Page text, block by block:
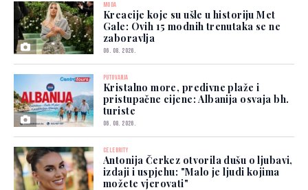
MODA
Kreacije koje su ušle u historiju Met
Gale: Ovih 15 modnih trenutaka se ne
zaboravlja
06. 08. 2026.
PUTOVANJA
Kristalno more, predivne plaže i
pristupačne cijene: Albanija osvaja bh.
turiste
06. 08. 2026.
CELEBRITY
Antonija Čerkez otvorila dušu o ljubavi,
izdaji i uspjehu: "Malo je ljudi kojima
možete vjerovati"